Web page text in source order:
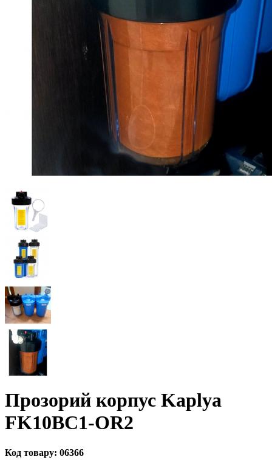
Прозорий корпус Kaplya
FK10BC1-OR2
Код товару: 06366